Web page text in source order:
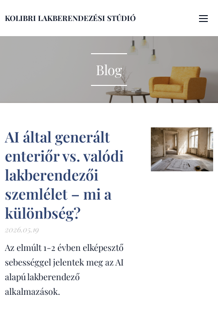
KOLIBRI LAKBERENDEZÉSI STÚDIÓ
Blog
AI által generált
enteriőr vs. valódi
lakberendezői
szemlélet – mi a
különbség?
2026.05.19
Az elmúlt 1-2 évben elképesztő
sebességgel jelentek meg az AI
alapú lakberendező
alkalmazások.